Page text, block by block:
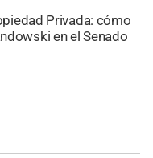
Privada: cómo
en el Senado